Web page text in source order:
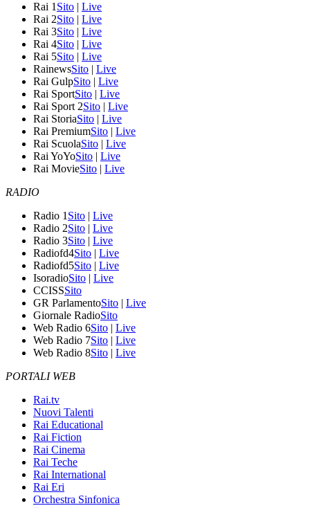
Rai 1 Sito | Live
Rai 2Sito | Live
Rai 3Sito | Live
Rai 4Sito | Live
Rai 5Sito | Live
RainewsSito | Live
Rai GulpSito | Live
Rai SportSito | Live
Rai Sport 2Sito | Live
Rai StoriaSito | Live
Rai PremiumSito | Live
Rai ScuolaSito | Live
Rai YoYoSito | Live
Rai MovieSito | Live
RADIO
Radio 1 Sito | Live
Radio 2Sito | Live
Radio 3Sito | Live
Radiofd4Sito | Live
Radiofd5Sito | Live
IsoradioSito | Live
CCISSSito
GR ParlamentoSito | Live
Giornale RadioSito
Web Radio 6Sito | Live
Web Radio 7Sito | Live
Web Radio 8Sito | Live
PORTALI WEB
Rai.tv
Nuovi Talenti
Rai Educational
Rai Fiction
Rai Cinema
Rai Teche
Rai International
Rai Eri
Orchestra Sinfonica